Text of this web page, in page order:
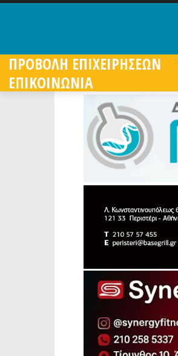
ΠΡΟΒΟΛΗ ΕΠΙΧΕΙΡΗΣΕΩΝ
ΕΠΙΚΟΙΝΩΝΙΑ